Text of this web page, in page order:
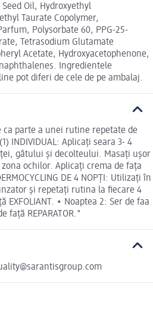
Oil, Hydroxyethyl
Taurate Copolymer,
Polysorbate 60, PPG-25-
Tetrasodium Glutamate
Acetate, Hydroxyacetophenone,
Ingredientele
pot diferi de cele de pe ambalaj.
parte a unei rutine repetate de
INDIVIDUAL: Aplicați seara 3- 4
gâtului și decolteului. Masați ușor
ochilor. Aplicați crema de fața
DE 4 NOPȚI: Utilizați în
și repetați rutina la fiecare 4
EXFOLIANT. • Noaptea 2: Ser de faa
față REPARATOR."